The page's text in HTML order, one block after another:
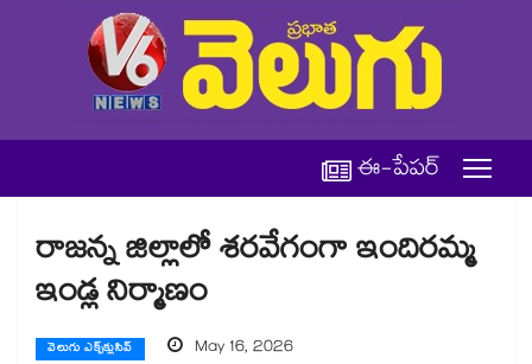
ఈ-పేపర్
రాజన్న జిల్లాలో శరవేగంగా ఇందిరమ్మ
ఇండ్ల నిర్మాణం
వెలుగు ఎక్స్‌క్లుసివ్ May 16, 2026